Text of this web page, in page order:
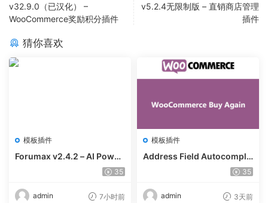
v32.9.0（已汉化） –
WooCommerce奖励积分插件
v5.2.4无限制版 – 直销商店管理
插件
猜你喜欢
模板插件
Forumax v2.4.2 – AI Power
ed Advanced Community F
35
admin 7小时前
模板插件
Address Field Autocomple
te For WooCommerce v1.3.
35
admin 3天前